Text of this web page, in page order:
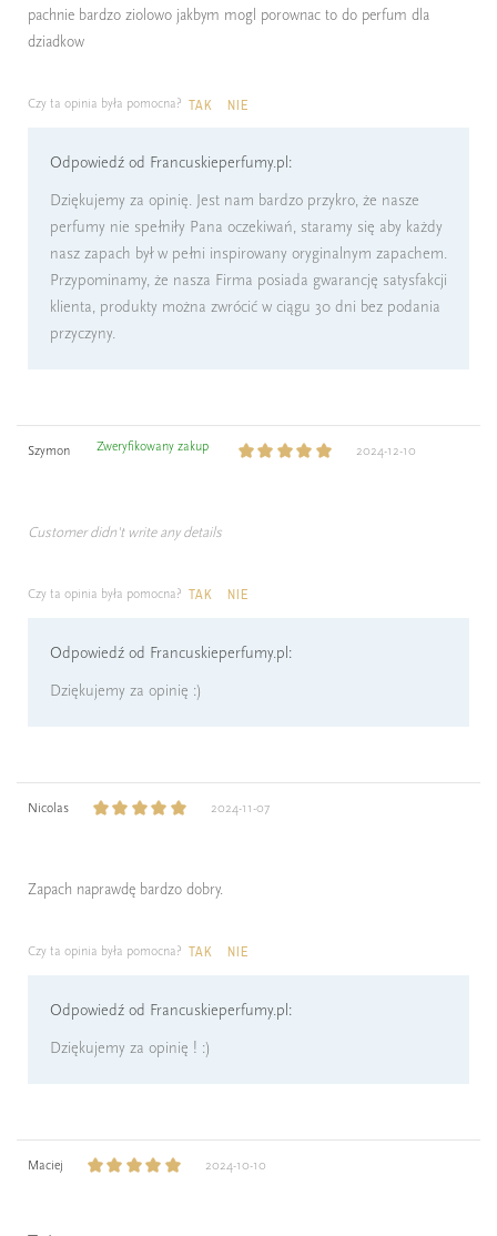
pachnie bardzo ziolowo jakbym mogl porownac to do perfum dla
dziadkow
Czy ta opinia była pomocna? TAK NIE
Odpowiedź od Francuskieperfumy.pl:
Dziękujemy za opinię. Jest nam bardzo przykro, że nasze
perfumy nie spełniły Pana oczekiwań, staramy się aby każdy
nasz zapach był w pełni inspirowany oryginalnym zapachem.
Przypominamy, że nasza Firma posiada gwarancję satysfakcji
klienta, produkty można zwrócić w ciągu 30 dni bez podania
przyczyny.
Szymon Zweryfikowany zakup 2024-12-10
Customer didn't write any details
Czy ta opinia była pomocna? TAK NIE
Odpowiedź od Francuskieperfumy.pl:
Dziękujemy za opinię :)
Nicolas 2024-11-07
Zapach naprawdę bardzo dobry.
Czy ta opinia była pomocna? TAK NIE
Odpowiedź od Francuskieperfumy.pl:
Dziękujemy za opinię ! :)
Maciej 2024-10-10